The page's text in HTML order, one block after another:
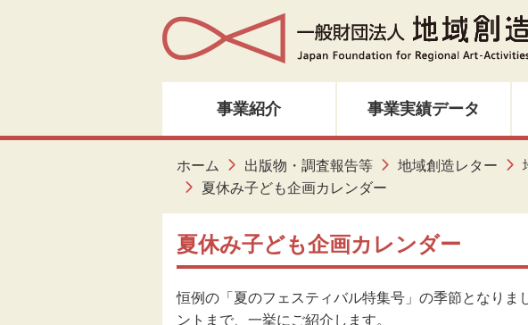
事業紹介
人材育成・研修
ダンス
演劇
事業実績データ
ホーム 出版物・調査報告等 地域創造レター
夏休み子ども企画カレンダー
夏休み子ども企画カレンダー
恒例の「夏のフェスティバル特集号」の季節となりま
ントまで、一挙にご紹介します。